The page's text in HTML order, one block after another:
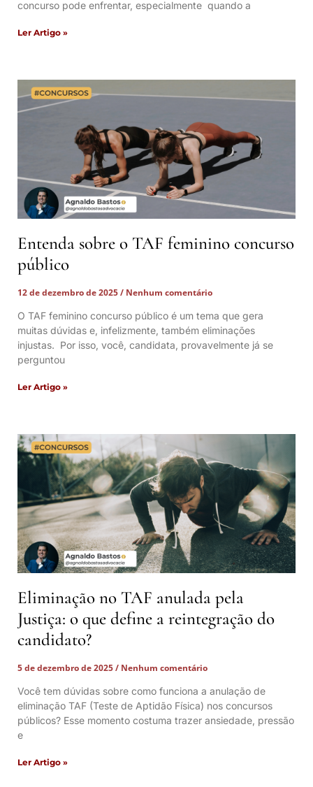
concurso pode enfrentar, especialmente quando a
Ler Artigo »
Entenda sobre o TAF feminino concurso
público
12 de dezembro de 2025
Nenhum comentário
O TAF feminino concurso público é um tema que gera
muitas dúvidas e, infelizmente, também eliminações
injustas. Por isso, você, candidata, provavelmente já se
perguntou
Ler Artigo »
Eliminação no TAF anulada pela
Justiça: o que define a reintegração do
candidato?
5 de dezembro de 2025
Nenhum comentário
Você tem dúvidas sobre como funciona a anulação de
eliminação TAF (Teste de Aptidão Física) nos concursos
públicos? Esse momento costuma trazer ansiedade, pressão
e
Ler Artigo »